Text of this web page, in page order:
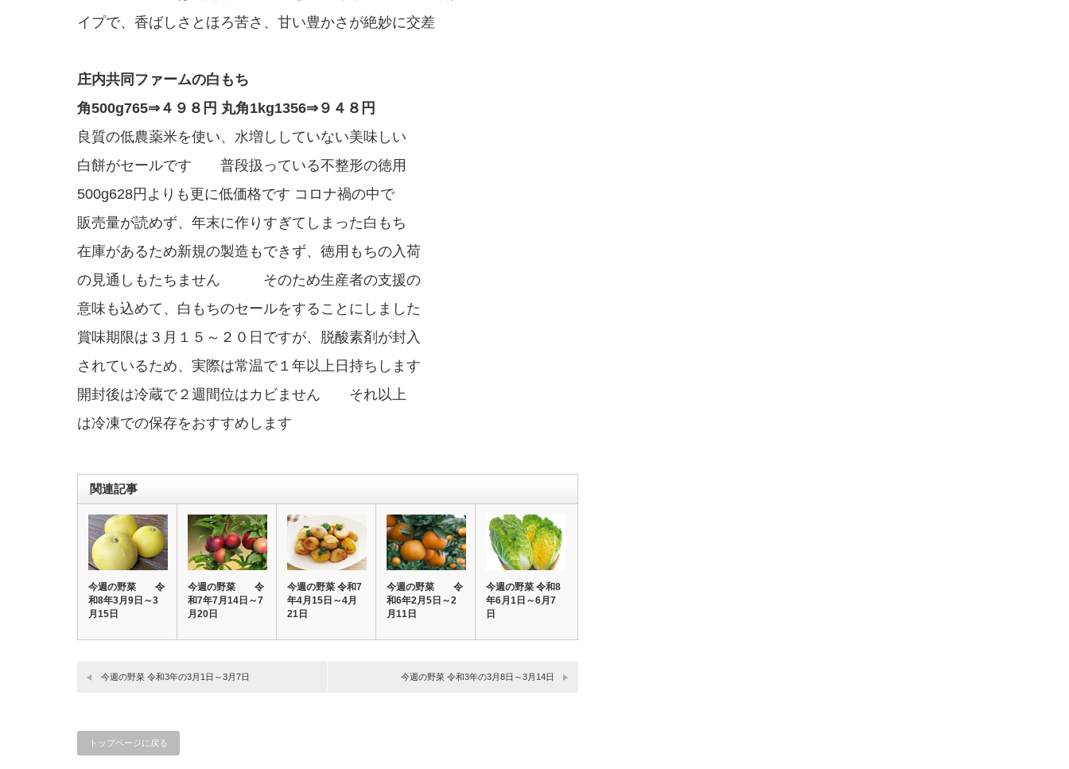
イプで、香ばしさとほろ苦さ、甘い豊かさが絶妙に交差
庄内共同ファームの白もち
角500g765⇒４９８円 丸角1kg1356⇒９４８円
良質の低農薬米を使い、水増ししていない美味しい
白餅がセールです 普段扱っている不整形の徳用
500g628円よりも更に低価格です コロナ禍の中で
販売量が読めず、年末に作りすぎてしまった白もち
在庫があるため新規の製造もできず、徳用もちの入荷
の見通しもたちません そのため生産者の支援の
意味も込めて、白もちのセールをすることにしました
賞味期限は３月１５～２０日ですが、脱酸素剤が封入
されているため、実際は常温で１年以上日持ちします
開封後は冷蔵で２週間位はカビません それ以上
は冷凍での保存をおすすめします
関連記事
今週の野菜 令
和8年3月9日～3
月15日
今週の野菜 令
和7年7月14日～7
月20日
今週の野菜 令和7
年4月15日～4月
21日
今週の野菜 令
和6年2月5日～2
月11日
今週の野菜 令和8
年6月1日～6月7
日
今週の野菜 令和3年の3月1日～3月7日 今週の野菜 令和3年の3月8日～3月14日
トップページに戻る